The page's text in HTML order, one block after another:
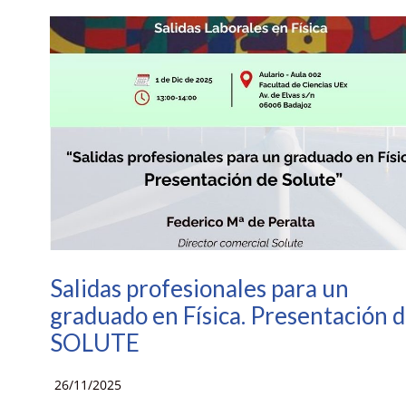
Salidas profesionales para un
graduado en Física. Presentación
SOLUTE
26/11/2025